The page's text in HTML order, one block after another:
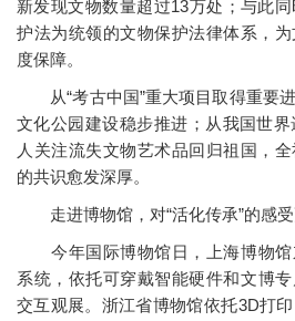
新发现文物数量超过13万处；与此
护法为统领的文物保护法律体系，
度保障。
从“考古中国”重大项目取得重要
文化公园建设稳步推进；从我国世
人关注流失文物艺术品回归祖国，
的共识愈发深厚。
走进博物馆，对“活化传承”的感受
今年国际博物馆日，上海博物馆
系统，依托可穿戴智能硬件和文博
交互观展。浙江省博物馆依托3D打